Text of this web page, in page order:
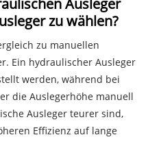
Ausleger
zu wählen?
zu manuellen
Ein hydraulischer Ausleger
werden, während bei
die Auslegerhöhe manuell
Ausleger teurer sind,
Effizienz auf lange